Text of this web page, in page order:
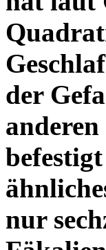
der
nur